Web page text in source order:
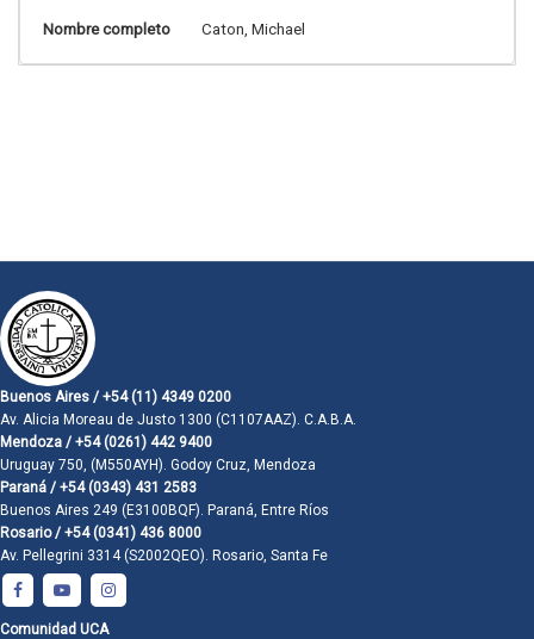
Nombre completo Caton, Michael
Buenos Aires / +54 (11) 4349 0200
Av. Alicia Moreau de Justo 1300 (C1107AAZ). C.A.B.A.
Mendoza / +54 (0261) 442 9400
Uruguay 750, (M550AYH). Godoy Cruz, Mendoza
Paraná / +54 (0343) 431 2583
Buenos Aires 249 (E3100BQF). Paraná, Entre Ríos
Rosario / +54 (0341) 436 8000
Av. Pellegrini 3314 (S2002QEO). Rosario, Santa Fe
Comunidad UCA